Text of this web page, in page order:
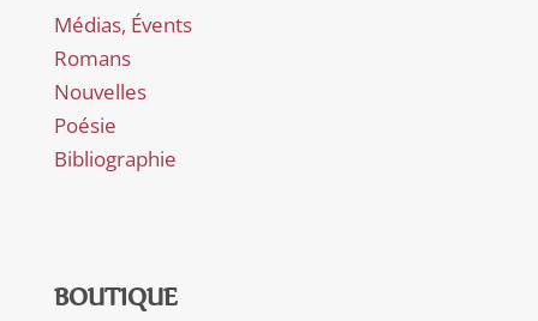
Médias, Évents
Romans
Nouvelles
Poésie
Bibliographie
BOUTIQUE